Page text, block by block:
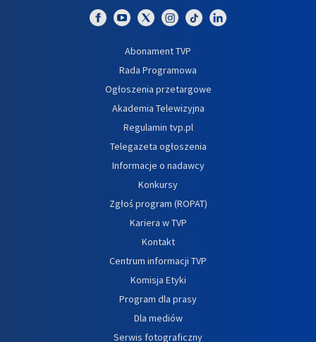
Abonament TVP
Rada Programowa
Ogłoszenia przetargowe
Akademia Telewizyjna
Regulamin tvp.pl
Telegazeta ogłoszenia
Informacje o nadawcy
Konkursy
Zgłoś program (ROPAT)
Kariera w TVP
Kontakt
Centrum informacji TVP
Komisja Etyki
Program dla prasy
Dla mediów
Serwis fotograficzny